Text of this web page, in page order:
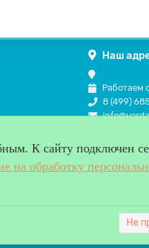
Наш
Работаем
8 (499)
К cайту подключен
на обработку
Не